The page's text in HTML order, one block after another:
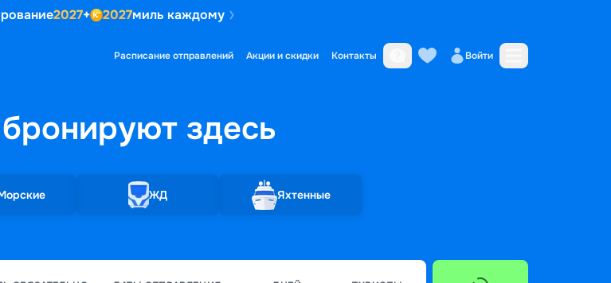
2027+ 2027миль каждому
Расписание отправлений Акции и скидки Контакты Войти
здесь
ЖД Яхтенные